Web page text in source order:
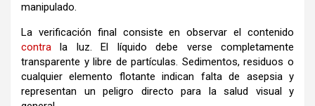
manipulado.
La verificación final consiste en observar el contenido
contra la luz. El líquido debe verse completamente
transparente y libre de partículas. Sedimentos, residuos o
cualquier elemento flotante indican falta de asepsia y
representan un peligro directo para la salud visual y